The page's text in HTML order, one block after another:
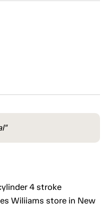
4 stroke
Wiliiams store in New